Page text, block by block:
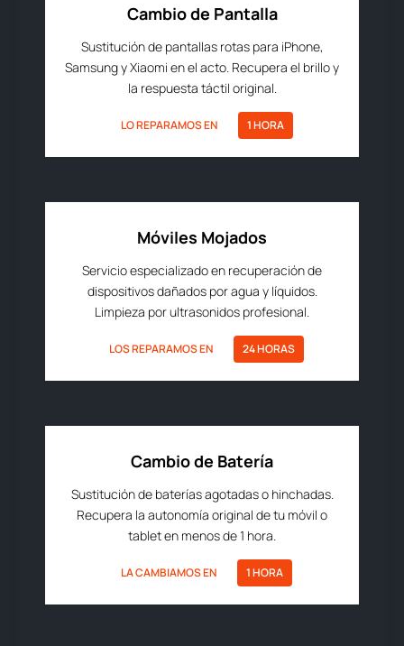
Cambio de Pantalla
Sustitución de pantallas rotas para iPhone,
Samsung y Xiaomi en el acto. Recupera el brillo y
la respuesta táctil original.
LO REPARAMOS EN 1 HORA
Móviles Mojados
Servicio especializado en recuperación de
dispositivos dañados por agua y líquidos.
Limpieza por ultrasonidos profesional.
LOS REPARAMOS EN 24 HORAS
Cambio de Batería
Sustitución de baterías agotadas o hinchadas.
Recupera la autonomía original de tu móvil o
tablet en menos de 1 hora.
LA CAMBIAMOS EN 1 HORA